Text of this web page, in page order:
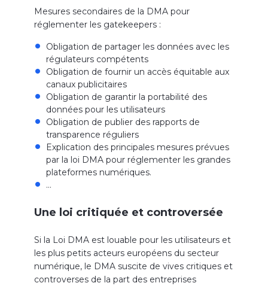
Mesures secondaires de la DMA pour
réglementer les gatekeepers :
Obligation de partager les données avec les
régulateurs compétents
Obligation de fournir un accès équitable aux
canaux publicitaires
Obligation de garantir la portabilité des
données pour les utilisateurs
Obligation de publier des rapports de
transparence réguliers
Explication des principales mesures prévues
par la loi DMA pour réglementer les grandes
plateformes numériques.
…
Une loi critiquée et controversée
Si la Loi DMA est louable pour les utilisateurs et
les plus petits acteurs européens du secteur
numérique, le DMA suscite de vives critiques et
controverses de la part des entreprises